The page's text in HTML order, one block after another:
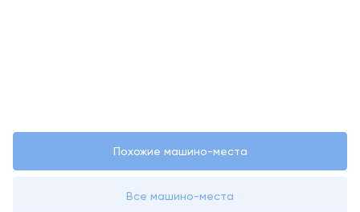
Похожие машино-места
Все машино-места